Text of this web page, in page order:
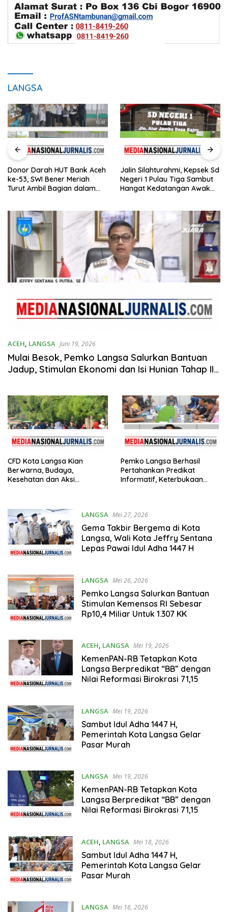
LANGSA
Donor Darah HUT Bank Aceh
ke-53, SWI Bener Meriah
Turut Ambil Bagian dalam
Jalin Silahturahmi, Kepsek Sd
Negeri 1 Pulau Tiga Sambut
Hangat Kedatangan Awak
ACEH, LANGSA Juni 19, 2026
Mulai Besok, Pemko Langsa Salurkan Bantuan
Jadup, Stimulan Ekonomi dan Isi Hunian Tahap II
CFD Kota Langsa Kian
Berwarna, Budaya,
Kesehatan dan Aksi
Pemko Langsa Berhasil
Pertahankan Predikat
Informatif, Keterbukaan
LANGSA Mei 27, 2026
Gema Takbir Bergema di Kota
Langsa, Wali Kota Jeffry Sentana
Lepas Pawai Idul Adha 1447 H
LANGSA Mei 26, 2026
Pemko Langsa Salurkan Bantuan
Stimulan Kemensos RI Sebesar
Rp10,4 Miliar Untuk 1.307 KK
ACEH, LANGSA Mei 19, 2026
KemenPAN-RB Tetapkan Kota
Langsa Berpredikat “BB” dengan
Nilai Reformasi Birokrasi 71,15
LANGSA Mei 19, 2026
Sambut Idul Adha 1447 H,
Pemerintah Kota Langsa Gelar
Pasar Murah
LANGSA Mei 19, 2026
KemenPAN-RB Tetapkan Kota
Langsa Berpredikat “BB” dengan
Nilai Reformasi Birokrasi 71,15
ACEH LANGSA Mei 18, 2026
Sambut Idul Adha 1447 H,
Pemerintah Kota Langsa Gelar
Pasar Murah
LANGSA Mei 16, 2026